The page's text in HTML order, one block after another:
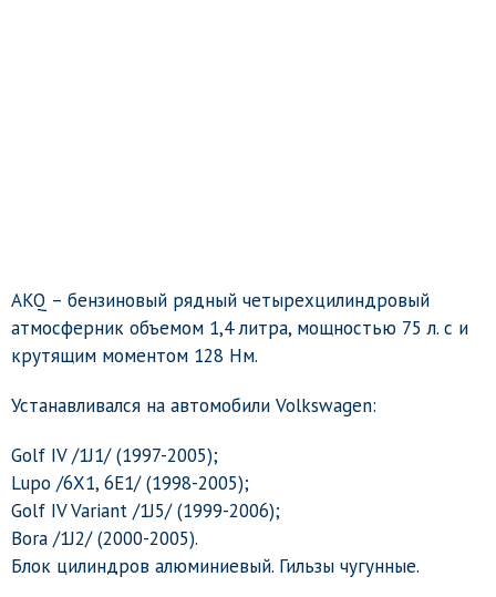
AKQ – бензиновый рядный четырехцилиндровый
атмосферник объемом 1,4 литра, мощностью 75 л. с и
крутящим моментом 128 Нм.
Устанавливался на автомобили Volkswagen:
Golf IV /1J1/ (1997-2005);
Lupo /6X1, 6E1/ (1998-2005);
Golf IV Variant /1J5/ (1999-2006);
Bora /1J2/ (2000-2005).
Блок цилиндров алюминиевый. Гильзы чугунные.